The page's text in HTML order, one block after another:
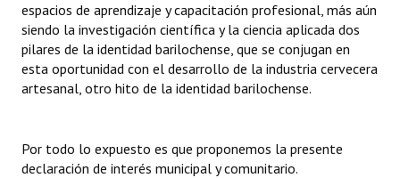
espacios de aprendizaje y capacitación profesional, más aún
siendo la investigación científica y la ciencia aplicada dos
pilares de la identidad barilochense, que se conjugan en
esta oportunidad con el desarrollo de la industria cervecera
artesanal, otro hito de la identidad barilochense.
Por todo lo expuesto es que proponemos la presente
declaración de interés municipal y comunitario.